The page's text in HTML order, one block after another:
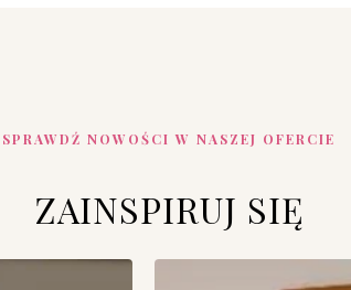
SPRAWDŹ NOWOŚCI W NASZEJ OFERCIE
ZAINSPIRUJ SIĘ